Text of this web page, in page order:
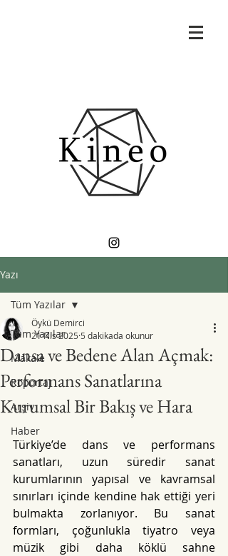
Yazı
Tüm Yazılar
Makale
Röportaj
Arşiv
Haber
Tüm Yazılar
Dansa ve Bedene Alan Açmak:
Performans Sanatlarına
Kurumsal Bir Bakış ve Hara
Öykü Demirci
21 Nis 2025 5 dakikada okunur
Türkiye’de dans ve performans
sanatları, uzun süredir sanat
kurumlarının yapısal ve kavramsal
sınırları içinde kendine hak ettiği yeri
bulmakta zorlanıyor. Bu sanat
formları, çoğunlukla tiyatro veya
müzik gibi daha köklü sahne